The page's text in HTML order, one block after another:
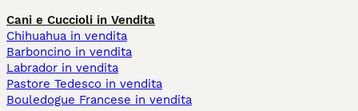
Cani e Cuccioli in Vendita
Chihuahua in vendita
Barboncino in vendita
Labrador in vendita
Pastore Tedesco in vendita
Bouledogue Francese in vendita